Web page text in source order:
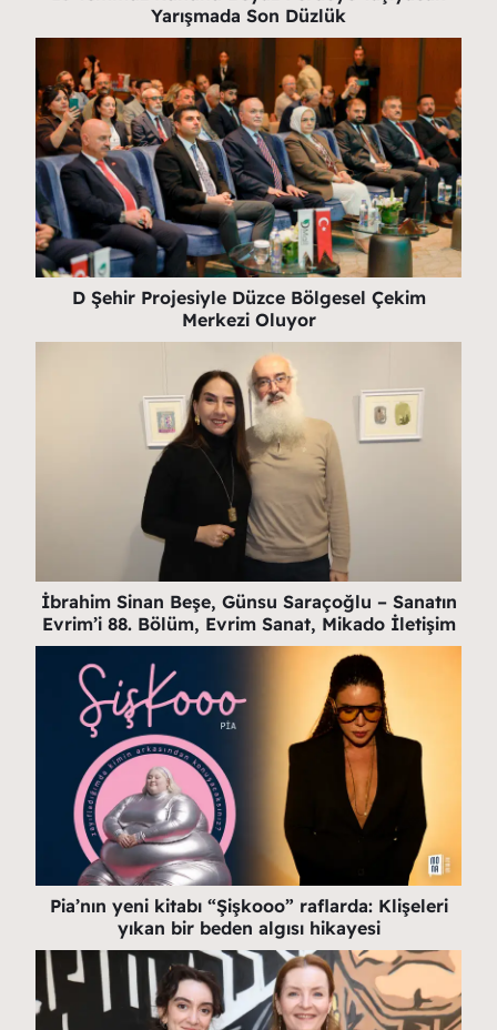
Yarışmada Son Düzlük
D Şehir Projesiyle Düzce Bölgesel Çekim
Merkezi Oluyor
İbrahim Sinan Beşe, Günsu Saraçoğlu – Sanatın
Evrim’i 88. Bölüm, Evrim Sanat, Mikado İletişim
Pia’nın yeni kitabı “Şişkooo” raflarda: Klişeleri
yıkan bir beden algısı hikayesi